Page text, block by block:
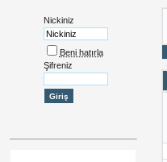
Nickiniz
Beni hatırla
Şifreniz